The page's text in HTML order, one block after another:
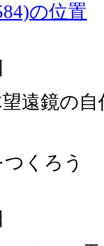
の位置
遠鏡の
くろう